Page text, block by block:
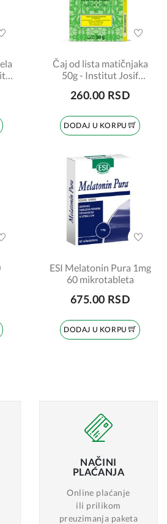
Čaj od lista matičnjaka
50g - Institut Josif
260.00 RSD
DODAJ U KORPU
ESI Melatonin Pura 1mg
60 mikrotableta
675.00 RSD
DODAJ U KORPU
NAČINI
PLAĆANJA
Online plaćanje
ili prilikom
preuzimanja paketa